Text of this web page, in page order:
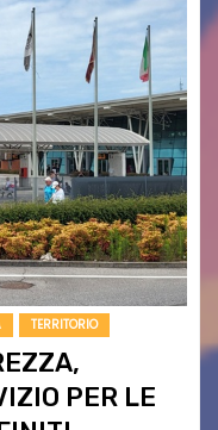
TERRITORIO
PER LE